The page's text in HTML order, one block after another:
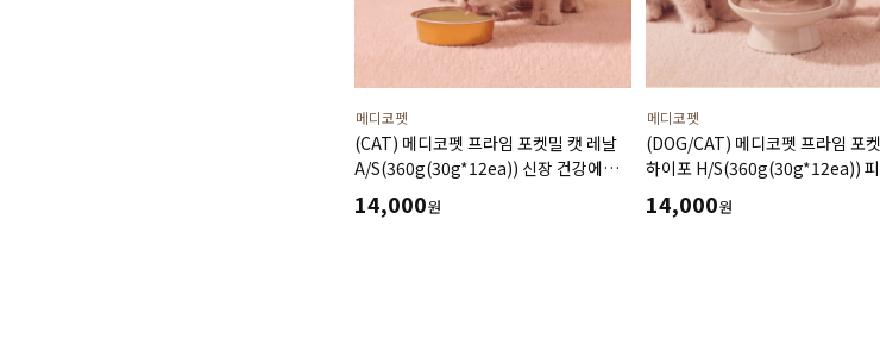
메디코펫
(CAT) 메디코펫 프라임 포켓밀 캣 레날
A/S(360g(30g*12ea)) 신장 건강에
도움주는 가수분해 닭고기 처방캔
14,000원
메디코펫
(DOG/CAT) 메디코펫 프라임 포
하이포 H/S(360g(30g*12ea))
피모 장벽 강화에 도움주는 가수분해
연어 처방캔
14,000원